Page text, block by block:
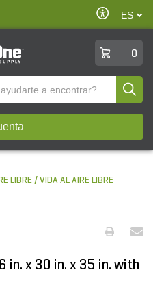
Habilitar
ES
0
LIBRE
VIDA AL AIRE LIBRE
in. x 30 in. x 35 in. with